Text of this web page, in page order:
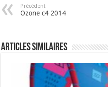
Précédent
Ozone c4 2014
Articles similaires